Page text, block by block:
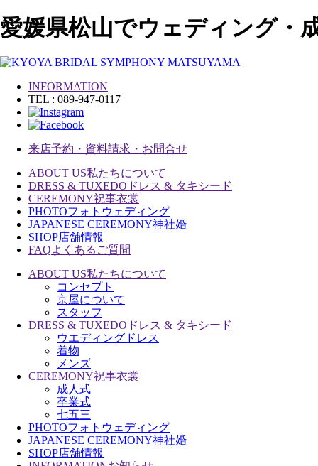
愛媛県松山でウェディング・
INFORMATION
TEL : 089-947-0117
来店予約・資料請求・お問合せ
ABOUT US私たちについて
DRESS & TUXEDO ドレス & タキシード
CEREMONY祝事衣裳
PHOTOフォトウェディング
JAPANESE CEREMONY神社婚
SHOP店舗情報
FAQよくあるご質問
ABOUT US私たちについて
コンセプト
京屋について
スタッフ
DRESS & TUXEDO ドレス & タキシード
ウエディングドレス
着物
メンズ
CEREMONY祝事衣裳
成人式
卒業式
七五三
PHOTOフォトウェディング
JAPANESE CEREMONY神社婚
SHOP店舗情報